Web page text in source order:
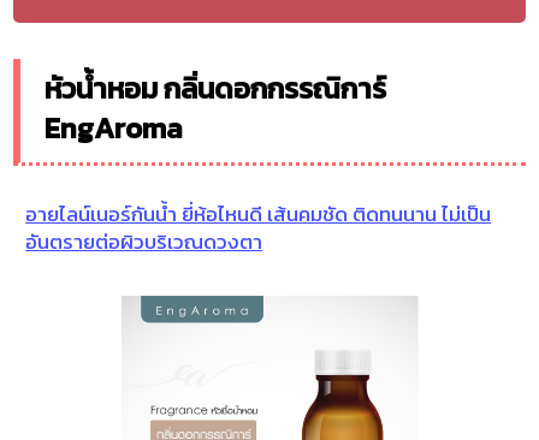
หัวน้ำหอม กลิ่นดอกกรรณิการ์
EngAroma
อายไลน์เนอร์กันน้ำ ยี่ห้อไหนดี เส้นคมชัด ติดทนนาน ไม่เป็น
อันตรายต่อผิวบริเวณดวงตา